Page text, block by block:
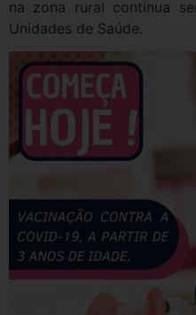
na zona rural continua
Unidades de Saúde.